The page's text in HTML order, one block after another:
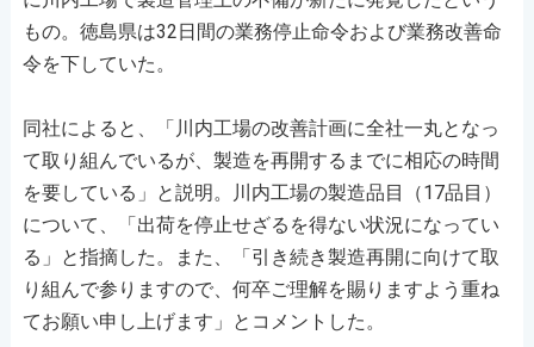
もの。徳島県は32日間の業務停止命令および業務改善命
令を下していた。
同社によると、「川内工場の改善計画に全社一丸となっ
て取り組んでいるが、製造を再開するまでに相応の時間
を要している」と説明。川内工場の製造品目（17品目）
について、「出荷を停止せざるを得ない状況になってい
る」と指摘した。また、「引き続き製造再開に向けて取
り組んで参りますので、何卒ご理解を賜りますよう重ね
てお願い申し上げます」とコメントした。